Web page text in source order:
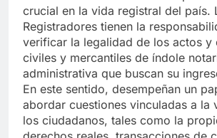
crucial en la vida registral del país.
Registradores tienen la
verificar la legalidad de los actos y
civiles y mercantiles de índole
administrativa que buscan su
En este sentido, desempeñan un
abordar cuestiones vinculadas a la
los ciudadanos, tales como la